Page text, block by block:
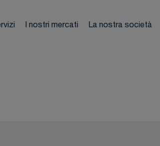
I nostri mercati La nostra società